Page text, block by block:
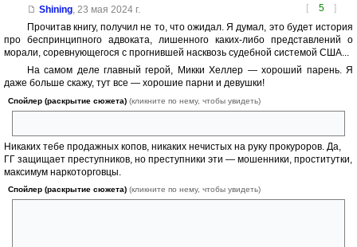
[ 5 ]
Shining, 23 мая 2024 г.
Прочитав книгу, получил не то, что ожидал. Я думал, это будет история
про беспринципного адвоката, лишенного каких-либо представлений о
морали, соревнующегося с прогнившей насквозь судебной системой США...
На самом деле главный герой, Микки Хеллер — хороший парень. Я
даже больше скажу, тут все — хорошие парни и девушки!
Спойлер (раскрытие сюжета) (кликните по нему, чтобы увидеть)
Никаких тебе продажных копов, никаких нечистых на руку прокуроров. Да,
ГГ защищает преступников, но преступники эти — мошенники, проститутки,
максимум наркоторговцы.
Спойлер (раскрытие сюжета) (кликните по нему, чтобы увидеть)